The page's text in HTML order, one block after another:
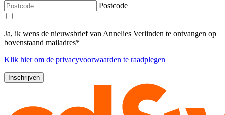
Postcode
Ja, ik wens de nieuwsbrief van Annelies Verlinden te ontvangen op
bovenstaand mailadres*
Klik hierom de privacyvoorwaarden te raadplegen